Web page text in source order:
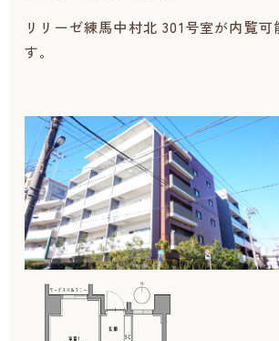
リリーゼ練馬中村北 301号室が内覧可
す。